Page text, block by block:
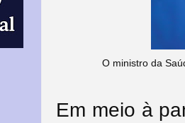
O ministro da
Em meio à